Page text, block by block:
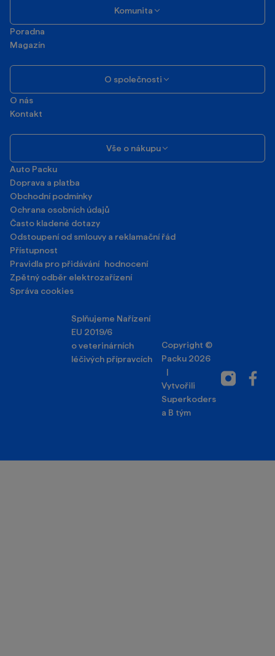
Komunita
Poradna
Magazín
O společnosti
O nás
Kontakt
Vše o nákupu
Auto Packu
Doprava a platba
Obchodní podmínky
Ochrana osobních údajů
Často kladené dotazy
Odstoupení od smlouvy a reklamační řád
Přístupnost
Pravidla pro přidávání hodnocení
Zpětný odběr elektrozařízení
Správa cookies
Splňujeme Nařízení
EU 2019/6
o veterinárních
léčivých přípravcích
Copyright ©
Packu 2026
|
Vytvořili
Superkoders
a B tým
Instagram